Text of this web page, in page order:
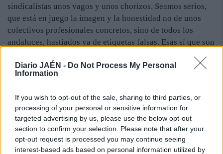
Diario JAÉN - Do Not Process My Personal
Information
If you wish to opt-out of the sale, sharing to third parties, or
processing of your personal or sensitive information for
targeted advertising by us, please use the below opt-out
section to confirm your selection. Please note that after your
opt-out request is processed you may continue seeing
interest-based ads based on personal information utilized by
sindicalistas unos vagos y unos chorizos. Seamos serios,
que está en juego la imagen y la honestidad no de unos
colectivos profesionales concretos, sino de todos los
andaluces, hastiados ya de etiquetas falsas. Esas sí que son